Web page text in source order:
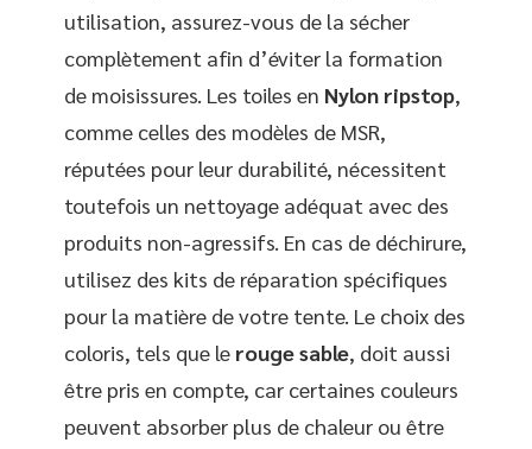
utilisation, assurez-vous de la sécher
complètement afin d’éviter la formation
de moisissures. Les toiles en Nylon ripstop,
comme celles des modèles de MSR,
réputées pour leur durabilité, nécessitent
toutefois un nettoyage adéquat avec des
produits non-agressifs. En cas de déchirure,
utilisez des kits de réparation spécifiques
pour la matière de votre tente. Le choix des
coloris, tels que le rouge sable, doit aussi
être pris en compte, car certaines couleurs
peuvent absorber plus de chaleur ou être